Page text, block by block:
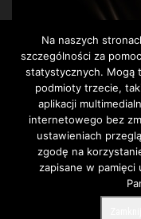
Na naszych
szczególności za
statystycznych. Mogą
podmioty trzecie,
aplikacji
internetowego bez
ustawieniach
zgodę na
zapisane w pamięci